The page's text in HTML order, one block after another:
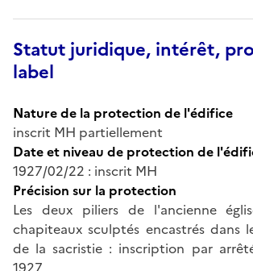
Statut juridique, intérêt,
label
Nature de la protection de l'édifice
inscrit MH partiellement
Date et niveau de protection de
1927/02/22 : inscrit MH
Précision sur la protection
Les deux piliers de l'ancienne
chapiteaux sculptés encastrés dans
de la sacristie : inscription par